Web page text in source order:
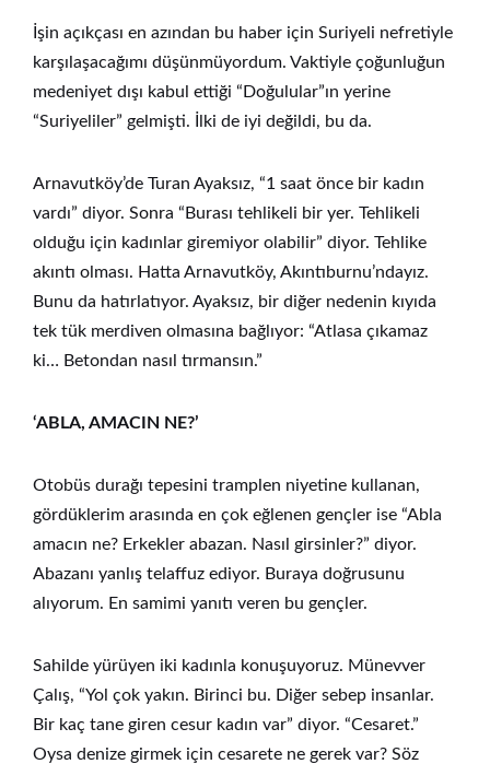
İşin açıkçası en azından bu haber için Suriyeli nefretiyle
karşılaşacağımı düşünmüyordum. Vaktiyle çoğunluğun
medeniyet dışı kabul ettiği “Doğulular”ın yerine
“Suriyeliler” gelmişti. İlki de iyi değildi, bu da.
Arnavutköy’de Turan Ayaksız, “1 saat önce bir kadın
vardı” diyor. Sonra “Burası tehlikeli bir yer. Tehlikeli
olduğu için kadınlar giremiyor olabilir” diyor. Tehlike
akıntı olması. Hatta Arnavutköy, Akıntıburnu’ndayız.
Bunu da hatırlatıyor. Ayaksız, bir diğer nedenin kıyıda
tek tük merdiven olmasına bağlıyor: “Atlasa çıkamaz
ki… Betondan nasıl tırmansın.”
‘ABLA, AMACIN NE?’
Otobüs durağı tepesini tramplen niyetine kullanan,
gördüklerim arasında en çok eğlenen gençler ise “Abla
amacın ne? Erkekler abazan. Nasıl girsinler?” diyor.
Abazanı yanlış telaffuz ediyor. Buraya doğrusunu
alıyorum. En samimi yanıtı veren bu gençler.
Sahilde yürüyen iki kadınla konuşuyoruz. Münevver
Çalış, “Yol çok yakın. Birinci bu. Diğer sebep insanlar.
Bir kaç tane giren cesur kadın var” diyor. “Cesaret.”
Oysa denize girmek için cesarete ne gerek var? Söz